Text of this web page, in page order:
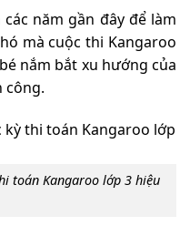
năm gần đây để làm
mà cuộc thi Kangaroo
nắm bắt xu hướng của
công.
toán Kangaroo lớp 3 hiệu